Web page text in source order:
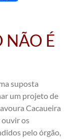
NÃO É
suposta
um projeto de
Cacaueira
ouvir os
pelo órgão,